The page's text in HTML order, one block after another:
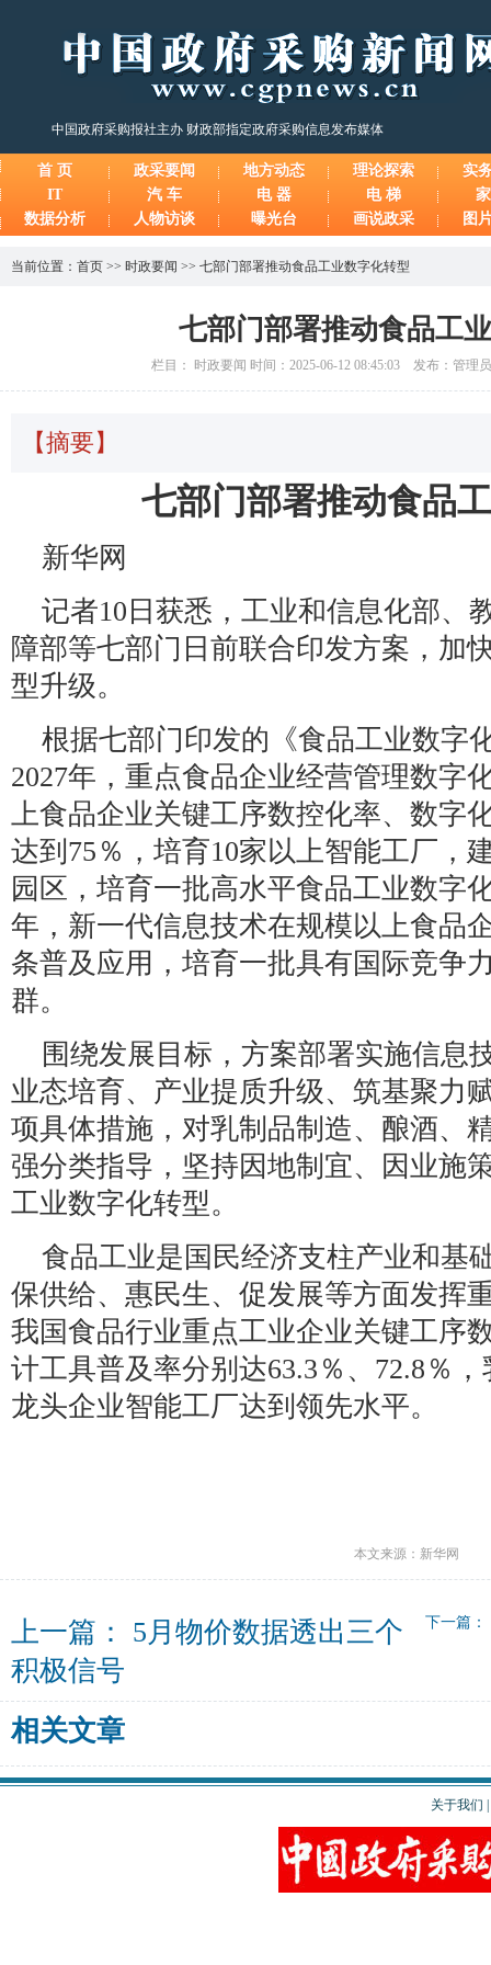
中国政府采购报社主办 财政部指定政府采购信息发布媒体
首 页 政采要闻 地方动态 理论探索
实
IT
汽 车 电 器 电 梯
数据分析
人物访谈 曝光台 画说政采 图
当前位置： 首页 >> 时政要闻 >> 七部门部署推动食品工业数字化转型
七部门部署推动食品工
栏目： 时政要闻 时间：2025-06-12 08:45:03 发布：管理
【摘要】
七部门部署推动食品
新华网
记者10日获悉，工业和信息化部、
障部等七部门日前联合印发方案，加
型升级。
根据七部门印发的《食品工业数字
2027年，重点食品企业经营管理数字
上食品企业关键工序数控化率、数字
达到75％，培育10家以上智能工厂，
园区，培育一批高水平食品工业数字
年，新一代信息技术在规模以上食品
条普及应用，培育一批具有国际竞争
群。
围绕发展目标，方案部署实施信息
业态培育、产业提质升级、筑基聚力
项具体措施，对乳制品制造、酿酒、
强分类指导，坚持因地制宜、因业施
工业数字化转型。
食品工业是国民经济支柱产业和基
保供给、惠民生、促发展等方面发挥
我国食品行业重点工业企业关键工序
计工具普及率分别达63.3％、72.8％
龙头企业智能工厂达到领先水平。
本文来源：新华网
下一篇：
上一篇： 5月物价数据透出三个
积极信号
相关文章
关于我们